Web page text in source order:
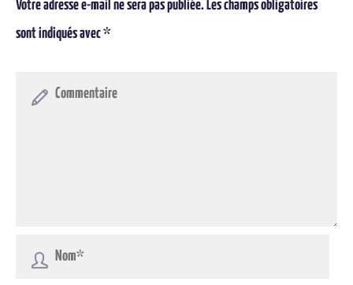
Votre adresse e-mail ne sera pas publiée. Les champs obligatoires
sont indiqués avec*